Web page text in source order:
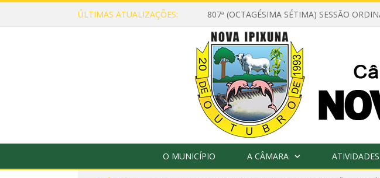
ÚLTIMAS ATUALIZAÇÕES: 807ª (OCTAGÉSIMA SÉTIMA) SESSÃO
O MUNICÍPIO A CÂMARA